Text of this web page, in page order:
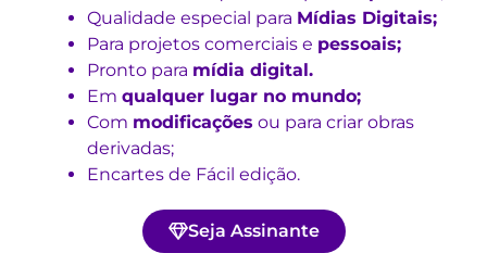
Qualidade especial para Mídias Digitais;
Para projetos comerciais e pessoais;
Pronto para mídia digital.
Em qualquer lugar no mundo;
Com modificações ou para criar obras
derivadas;
Encartes de Fácil edição.
Seja Assinante